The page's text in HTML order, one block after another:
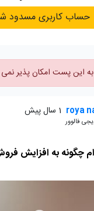
حساب کاربری مسدود
این پست امکان پذیر نمی
roya 1 سال پیش
فالوور
چگونه به افزایش